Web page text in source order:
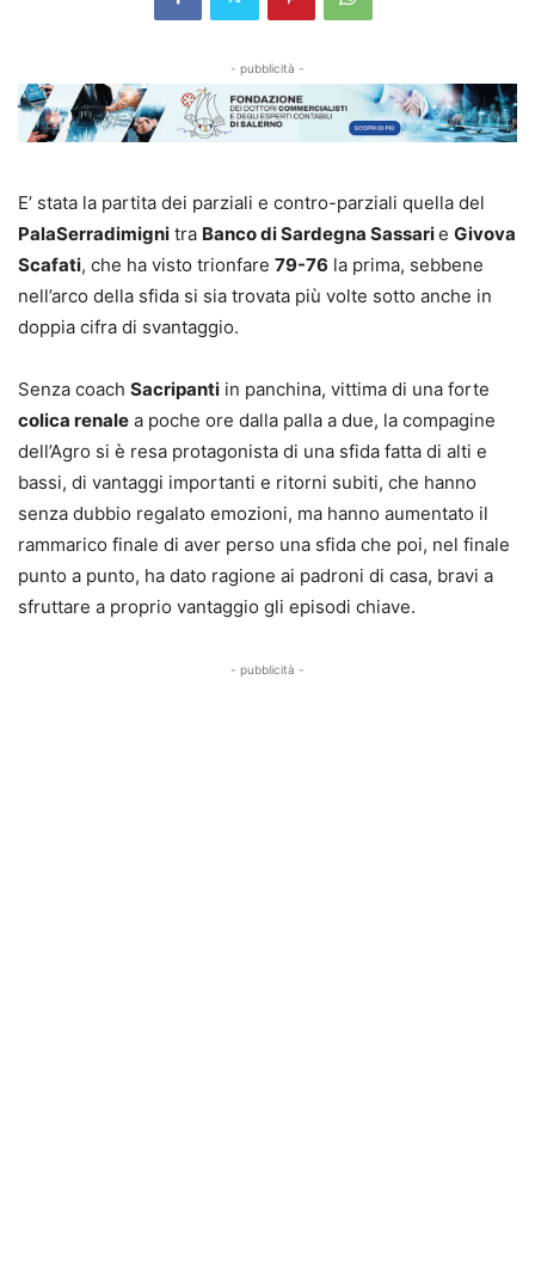
- pubblicità -
E’ stata la partita dei parziali e contro-parziali quella del
PalaSerradimigni tra Banco di Sardegna Sassarie Givova
Scafati, che ha visto trionfare 79-76 la prima, sebbene
nell’arco della sfida si sia trovata più volte sotto anche in
doppia cifra di svantaggio.
Senza coach Sacripanti in panchina, vittima di una forte
colica renale a poche ore dalla palla a due, la compagine
dell’Agro si è resa protagonista di una sfida fatta di alti e
bassi, di vantaggi importanti e ritorni subiti, che hanno
senza dubbio regalato emozioni, ma hanno aumentato il
rammarico finale di aver perso una sfida che poi, nel finale
punto a punto, ha dato ragione ai padroni di casa, bravi a
sfruttare a proprio vantaggio gli episodi chiave.
- pubblicità -